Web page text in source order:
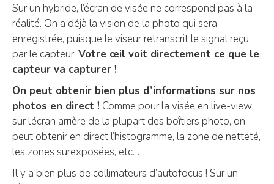
Sur un hybride, l’écran de visée ne correspond pas à la
réalité. On a déjà la vision de la photo qui sera
enregistrée, puisque le viseur retranscrit le signal reçu
par le capteur. Votre œil voit directement ce que le
capteur va capturer !
On peut obtenir bien plus d’informations sur nos
photos en direct ! Comme pour la visée en live-view
sur l’écran arrière de la plupart des boîtiers photo, on
peut obtenir en direct l’histogramme, la zone de netteté,
les zones surexposées, etc…
Il y a bien plus de collimateurs d’autofocus ! Sur un